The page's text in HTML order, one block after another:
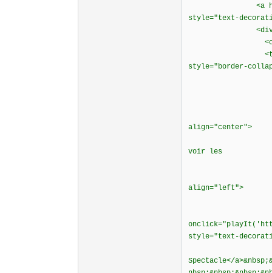
<a
style="text-
<div
<table
style="border-
align="center">
voir les
align="left">
style="text-
Spectacle</